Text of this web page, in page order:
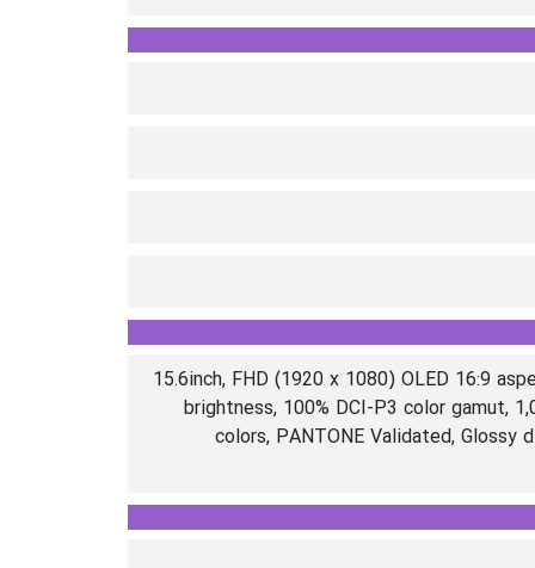
15.6inch, FHD (1920 x 1080) OLED 16:9
brightness, 100% DCI-P3 color gamut,
colors, PANTONE Validated, Glossy